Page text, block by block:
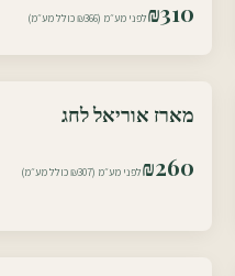
₪310 לפני מע״מ (₪366 כולל מע״מ)
עוטף צפון
מארז אוריאל לחג
₪260 לפני מע״מ (₪307 כולל מע״מ)